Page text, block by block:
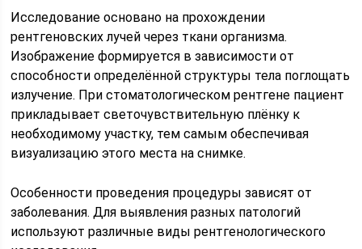
Исследование основано на прохождении
рентгеновских лучей через ткани организма.
Изображение формируется в зависимости от
способности определённой структуры тела поглощать
излучение. При стоматологическом рентгене пациент
прикладывает светочувствительную плёнку к
необходимому участку, тем самым обеспечивая
визуализацию этого места на снимке.
Особенности проведения процедуры зависят от
заболевания. Для выявления разных патологий
используют различные виды рентгенологического